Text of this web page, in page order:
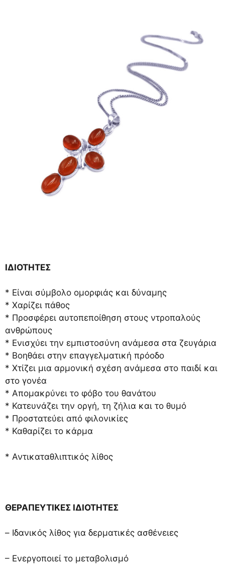
ΙΔΙΟΤΗΤΕΣ
* Είναι σύμβολο ομορφιάς και δύναμης
* Χαρίζει πάθος
* Προσφέρει αυτοπεποίθηση στους ντροπαλούς
ανθρώπους
* Ενισχύει την εμπιστοσύνη ανάμεσα στα ζευγάρια
* Βοηθάει στην επαγγελματική πρόοδο
* Χτίζει μια αρμονική σχέση ανάμεσα στο παιδί και
στο γονέα
* Απομακρύνει το φόβο του θανάτου
* Κατευνάζει την οργή, τη ζήλια και το θυμό
* Προστατεύει από φιλονικίες
* Καθαρίζει το κάρμα
* Αντικαταθλιπτικός λίθος
ΘΕΡΑΠΕΥΤΙΚΕΣ ΙΔΙΟΤΗΤΕΣ
– Ιδανικός λίθος για δερματικές ασθένειες
– Ενεργοποιεί το μεταβολισμό